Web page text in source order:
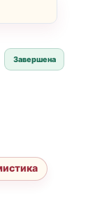
Завершена